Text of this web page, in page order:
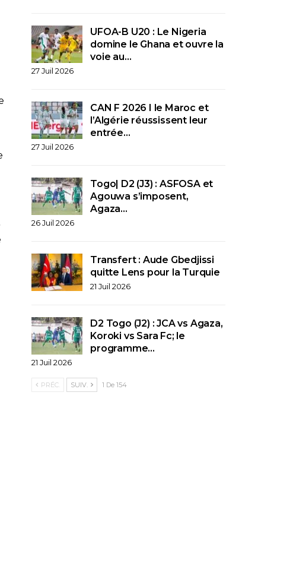
UFOA-B U20 : Le Nigeria
domine le Ghana et ouvre la
voie au…
27 Juil 2026
CAN F 2026 I le Maroc et
l’Algérie réussissent leur
entrée…
27 Juil 2026
Togo| D2 (J3) : ASFOSA et
Agouwa s’imposent,
Agaza…
26 Juil 2026
Transfert : Aude Gbedjissi
quitte Lens pour la Turquie
21 Juil 2026
D2 Togo (J2) : JCA vs Agaza,
Koroki vs Sara Fc; le
programme…
21 Juil 2026
PRÉC. SUIV. 1 De 154